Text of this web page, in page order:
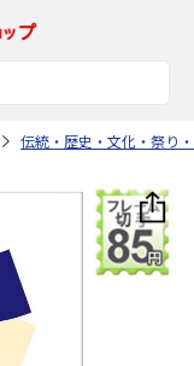
伝統・歴史・文化・祭り